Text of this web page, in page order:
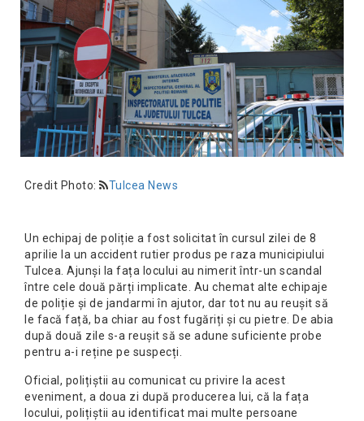
Credit Photo: Tulcea News
Un echipaj de poliție a fost solicitat în cursul zilei de 8
aprilie la un accident rutier produs pe raza municipiului
Tulcea. Ajunși la fața locului au nimerit într-un scandal
între cele două părți implicate. Au chemat alte echipaje
de poliție și de jandarmi în ajutor, dar tot nu au reușit să
le facă față, ba chiar au fost fugăriți și cu pietre. De abia
după două zile s-a reușit să se adune suficiente probe
pentru a-i reține pe suspecți.
Oficial, polițiștii au comunicat cu privire la acest
eveniment, a doua zi după producerea lui, că la fața
locului, polițiștii au identificat mai multe persoane